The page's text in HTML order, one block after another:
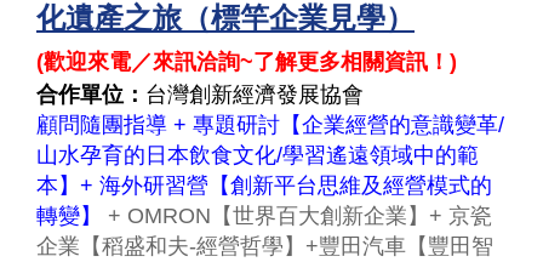
化遺產之旅（標竿企業見學）
(歡迎來電／來訊洽詢~了解更多相關資訊！ )
合作單位： 台灣創新經濟發展協會
顧問隨團指導 + 專題研討【企業經營的意識變革/
山水孕育的日本飲食文化/學習遙遠領域中的範
本】+ 海外研習營【創新平台思維及經營模式的
轉變】
+ OMRON【世界百大創新企業】+ 京瓷
企業【稻盛和夫-經營哲學】+豐田汽車【豐田智